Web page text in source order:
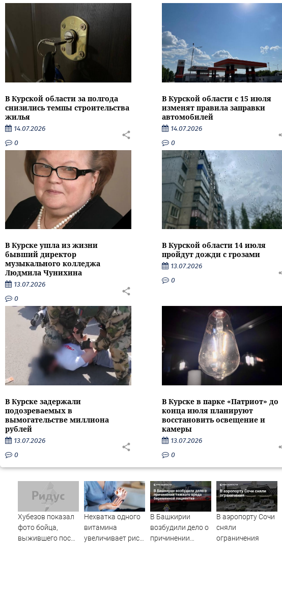
В Курской области за полгода
снизились темпы строительства
жилья
14.07.2026
0
В Курской области с 15 июля
изменят правила заправки
автомобилей
14.07.2026
0
В Курске ушла из жизни
бывший директор
музыкального колледжа
Людмила Чунихина
13.07.2026
0
В Курской области 14 июля
пройдут дожди с грозами
13.07.2026
0
В Курске задержали
подозреваемых в
вымогательстве миллиона
рублей
13.07.2026
0
В Курске в парке «Патриот» до
конца июля планируют
восстановить освещение и
камеры
13.07.2026
0
Хубезов показал
фото бойца,
выжившего после
Нехватка одного
витамина
увеличивает риск
В Башкирии
возбудили дело о
причинении
В аэропорту Сочи
сняли
ограничения